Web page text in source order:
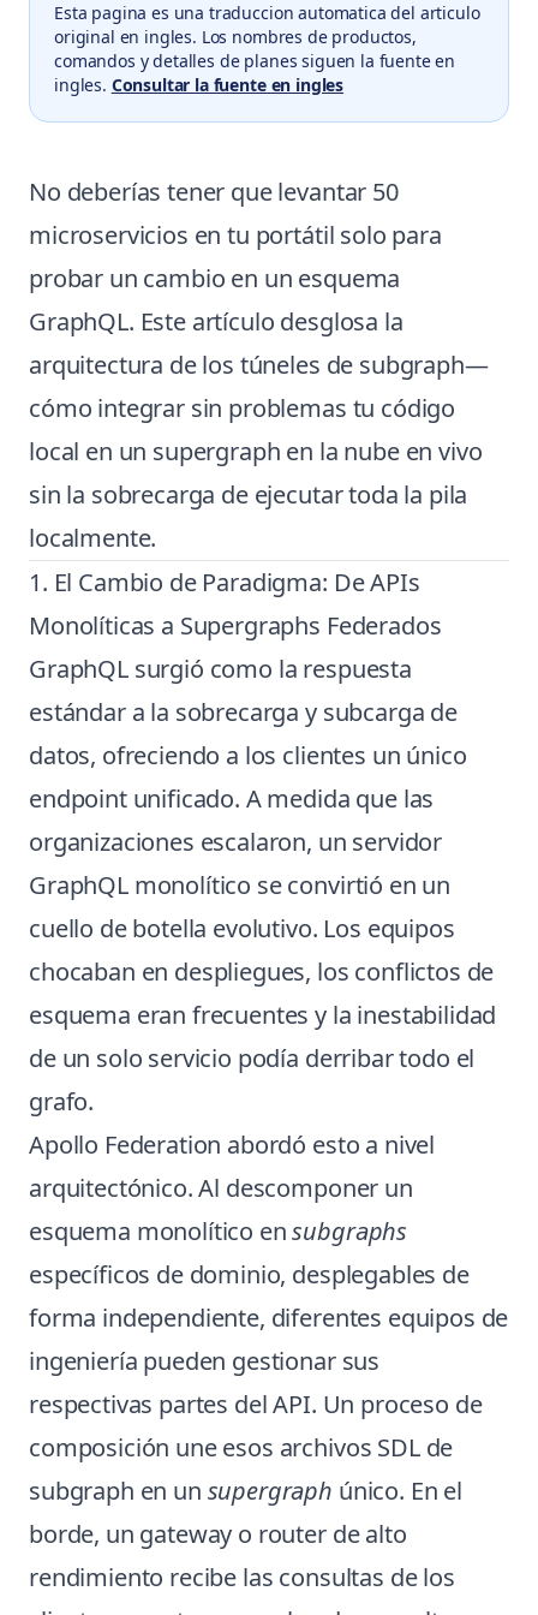
Esta pagina es una traduccion automatica del articulo
original en ingles. Los nombres de productos,
comandos y detalles de planes siguen la fuente en
ingles. Consultar la fuente en ingles
No deberías tener que levantar 50
microservicios en tu portátil solo para
probar un cambio en un esquema
GraphQL. Este artículo desglosa la
arquitectura de los túneles de subgraph—
cómo integrar sin problemas tu código
local en un supergraph en la nube en vivo
sin la sobrecarga de ejecutar toda la pila
localmente.
1. El Cambio de Paradigma: De APIs
Monolíticas a Supergraphs Federados
GraphQL surgió como la respuesta
estándar a la sobrecarga y subcarga de
datos, ofreciendo a los clientes un único
endpoint unificado. A medida que las
organizaciones escalaron, un servidor
GraphQL monolítico se convirtió en un
cuello de botella evolutivo. Los equipos
chocaban en despliegues, los conflictos de
esquema eran frecuentes y la inestabilidad
de un solo servicio podía derribar todo el
grafo.
Apollo Federation abordó esto a nivel
arquitectónico. Al descomponer un
esquema monolítico ensubgraphs
específicos de dominio, desplegables de
forma independiente, diferentes equipos de
ingeniería pueden gestionar sus
respectivas partes del API. Un proceso de
composición une esos archivos SDL de
subgraph en un supergraph único. En el
borde, un gateway o router de alto
rendimiento recibe las consultas de los